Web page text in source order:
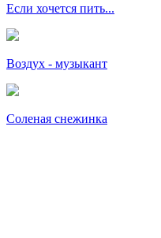
Если хочется пить...
Воздух - музыкант
Соленая снежинка